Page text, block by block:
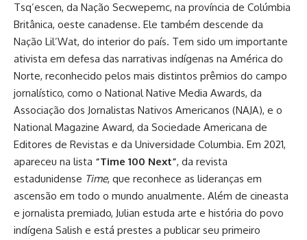
Tsq’escen, da Nação Secwepemc, na província de Colúmbia
Britânica, oeste canadense. Ele também descende da
Nação Lil’Wat, do interior do país. Tem sido um importante
ativista em defesa das narrativas indígenas na América do
Norte, reconhecido pelos mais distintos prêmios do campo
jornalístico, como o National Native Media Awards, da
Associação dos Jornalistas Nativos Americanos (NAJA), e o
National Magazine Award, da Sociedade Americana de
Editores de Revistas e da Universidade Columbia. Em 2021,
apareceu na lista “Time 100 Next”, da revista
estadunidense Time, que reconhece as lideranças em
ascensão em todo o mundo anualmente. Além de cineasta
e jornalista premiado, Julian estuda arte e história do povo
indígena Salish e está prestes a publicar seu primeiro